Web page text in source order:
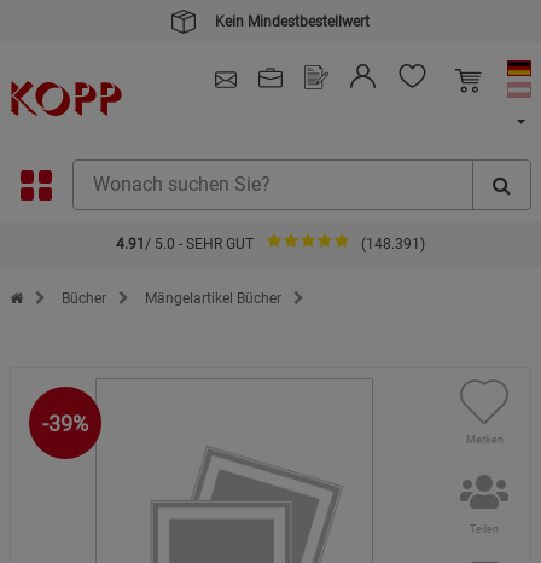
Kein Mindestbestellwert
4.91 / 5.0 - SEHR GUT (148.391)
Zur Startseite des Kopp Verlag Online-Shop
Bücher Mängelartikel Bücher
-39%
Merken
Teilen